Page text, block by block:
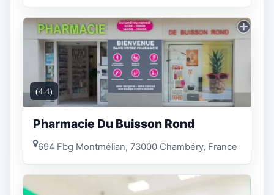
(4.4)
Pharmacie Du Buisson Rond
694 Fbg Montmélian, 73000 Chambéry, France